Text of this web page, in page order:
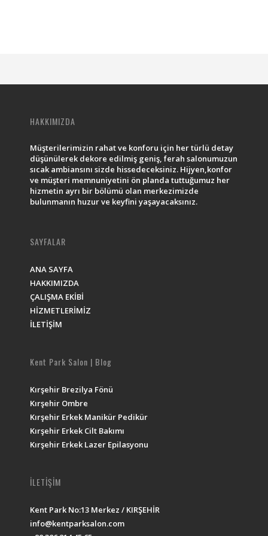
HAKKIMIZDA
Müşterilerimizin rahat ve konforu için her türlü detay
düşünülerek dekore edilmiş geniş, ferah salonumuzun
sıcak ambiansını sizde hissedeceksiniz. Hijyen,konfor
ve müşteri memnuniyetini ön planda tuttuğumuz her
hizmetin ayrı bir bölümü olan merkezimizde
bulunmanın huzur ve keyfini yaşayacaksınız.
SAYFALAR
ANA SAYFA
HAKKIMIZDA
ÇALIŞMA EKİBİ
HİZMETLERİMİZ
İLETİŞİM
Kent Park Salon | Blog
Kırşehir Brezilya Fönü
Kırşehir Ombre
Kırşehir Erkek Manikür Pedikür
Kırşehir Erkek Cilt Bakımı
Kırşehir Erkek Lazer Epilasyonu
İLETİŞİM
Kent Park No:13 Merkez / KIRŞEHİR
info@kentparksalon.com